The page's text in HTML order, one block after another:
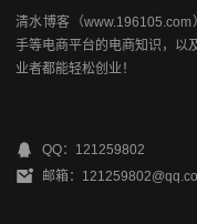
清水博客（
手等电商平台的电商知识，以
业者都能轻松创业！
QQ：121259802
邮箱：